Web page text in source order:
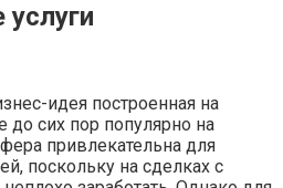
идея построенная на
до сих пор популярно на
привлекательна для
поскольку на сделках с